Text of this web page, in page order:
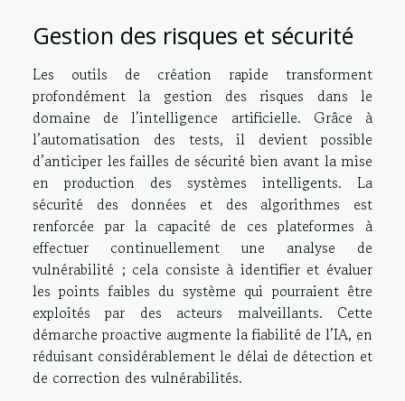
Gestion des risques et sécurité
Les outils de création rapide transforment
profondément la gestion des risques dans le
domaine de l’intelligence artificielle. Grâce à
l’automatisation des tests, il devient possible
d’anticiper les failles de sécurité bien avant la mise
en production des systèmes intelligents. La
sécurité des données et des algorithmes est
renforcée par la capacité de ces plateformes à
effectuer continuellement une analyse de
vulnérabilité ; cela consiste à identifier et évaluer
les points faibles du système qui pourraient être
exploités par des acteurs malveillants. Cette
démarche proactive augmente la fiabilité de l’IA, en
réduisant considérablement le délai de détection et
de correction des vulnérabilités.